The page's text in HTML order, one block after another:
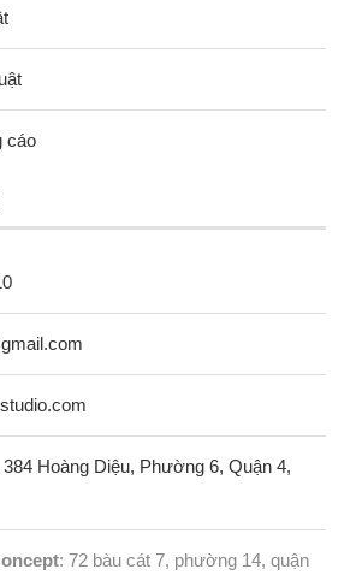
cáo
Hoàng Diệu, Phường 6, Quận 4,
: 72 bàu cát 7, phường 14, quận